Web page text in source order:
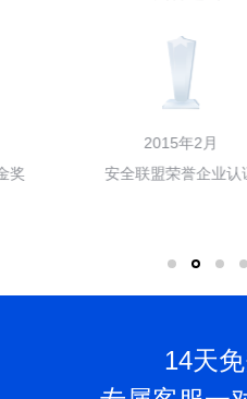
2015年2月
安全联盟荣誉企业认证
14天